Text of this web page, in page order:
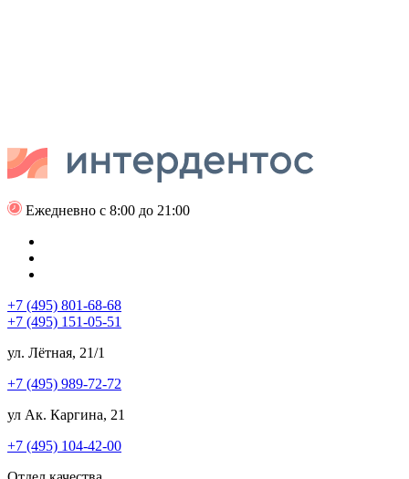
Ежедневно с 8:00 до 21:00
+7 (495) 801-68-68
+7 (495) 151-05-51
ул. Лётная, 21/1
+7 (495) 989-72-72
ул Ак. Каргина, 21
+7 (495) 104-42-00